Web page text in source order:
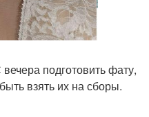
подготовить фату,
взять их на сборы.